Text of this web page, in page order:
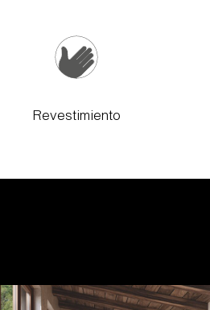
Revestimiento